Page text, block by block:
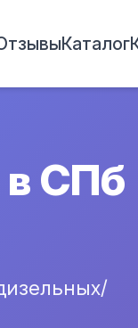
Каталог
СПб